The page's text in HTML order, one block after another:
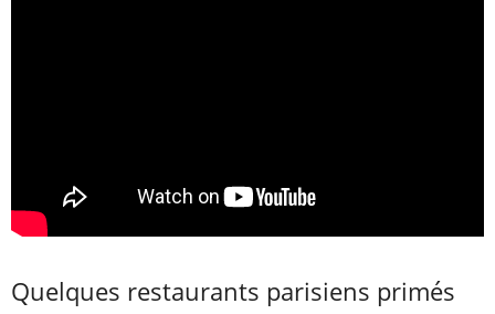
Quelques restaurants parisiens primés